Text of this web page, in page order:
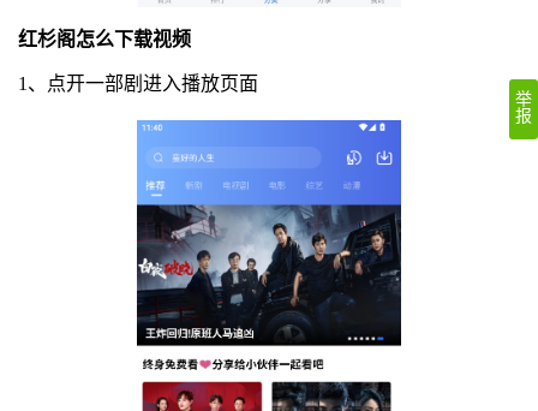
红杉阁怎么下载视频
1、点开一部剧进入播放页面
举
报